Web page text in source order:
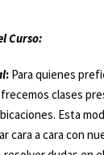
Curso:
: Para quienes
clases
Esta
cara a cara con